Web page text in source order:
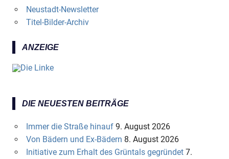
Neustadt-Newsletter
Titel-Bilder-Archiv
ANZEIGE
DIE NEUESTEN BEITRÄGE
Immer die Straße hinauf 9. August 2026
Von Bädern und Ex-Bädern 8. August 2026
Initiative zum Erhalt des Grüntals gegründet 7.